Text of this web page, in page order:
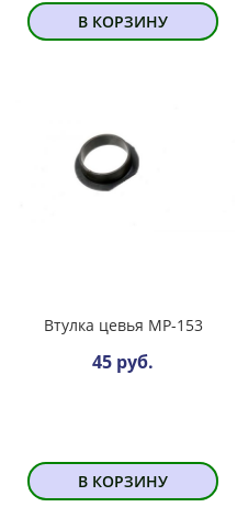
В КОРЗИНУ
Втулка цевья МР-153
45 руб.
В КОРЗИНУ